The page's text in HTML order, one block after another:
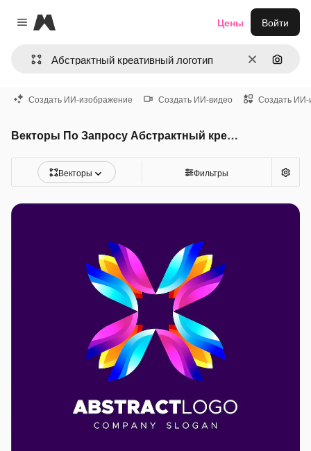
Close menu
Magnific
ОчиститьПоиск
Цены Войти
Создать ИИ-изображение Создать ИИ-видео Создать ИИ-
Векторы По Запросу Абстрактный креативный логотип
Векторы Фильтры